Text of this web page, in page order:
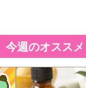
配送伝票番号がマ
発送日カレン
今週のオススメ